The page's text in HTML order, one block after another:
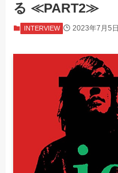
る ≪PART2≫
INTERVIEW 2023年7月5日